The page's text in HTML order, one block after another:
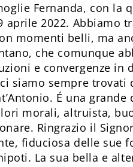
Fernanda, con la
2022. Abbiamo
momenti belli, ma
che comunque
e convergenze in
siamo sempre trovati
É una
morali, altruista,
Ringrazio il
fiduciosa delle sue
La sua bella e